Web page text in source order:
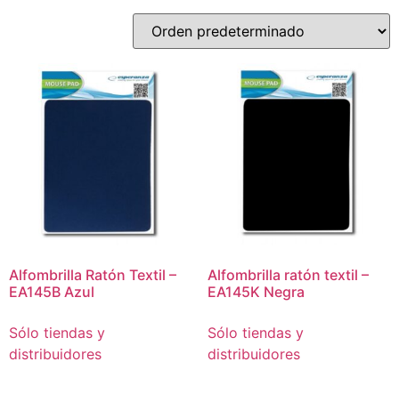
Alfombrilla Ratón Textil –
EA145B Azul
Sólo tiendas y
distribuidores
Alfombrilla ratón textil –
EA145K Negra
Sólo tiendas y
distribuidores